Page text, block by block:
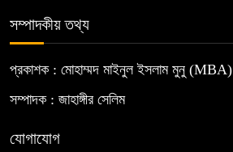
সম্পাদকীয় তথ্য
প্রকাশক : মোহাম্মদ মাইনুল ইসলাম মুনু (MBA)
সম্পাদক : জাহাঙ্গীর সেলিম
যোগাযোগ